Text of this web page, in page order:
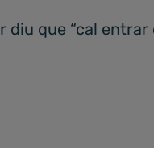
diu que “cal